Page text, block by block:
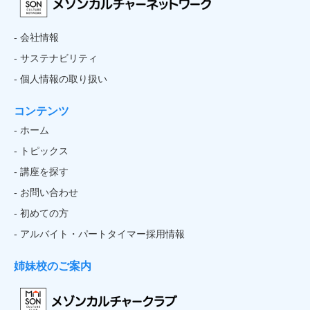
- 会社情報
- サステナビリティ
- 個人情報の取り扱い
コンテンツ
- ホーム
- トピックス
- 講座を探す
- お問い合わせ
- 初めての方
- アルバイト・パートタイマー採用情報
姉妹校のご案内